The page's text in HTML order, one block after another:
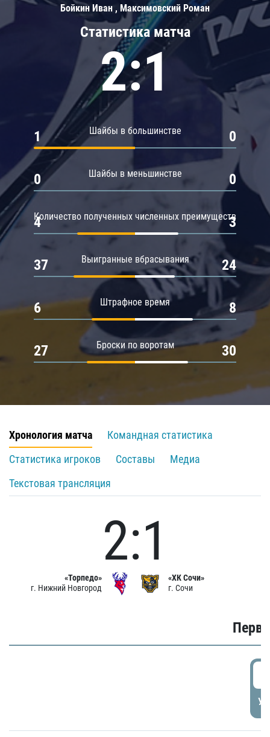
Статистика матча
2:1
Шайбы в большинстве
1 0
Шайбы в меньшинстве
0 0
Количество полученных численных преимуществ
4 3
Выигранные вбрасывания
37 24
Штрафное время
6 8
Броски по воротам
27 30
Бойкин Иван , Максимовский Роман
Хронология матча
Командная статистика
Статистика игроков
Составы
Медиа
Текстовая трансляция
«Торпедо»
г. Нижний Новгород
2:1
«ХК Сочи»
г. Сочи